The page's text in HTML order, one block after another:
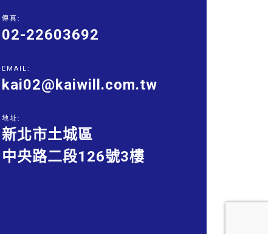
傳真:
02-22603692
EMAIL:
kai02@kaiwill.com.tw
地址:
新北市土城區
中央路二段126號3樓